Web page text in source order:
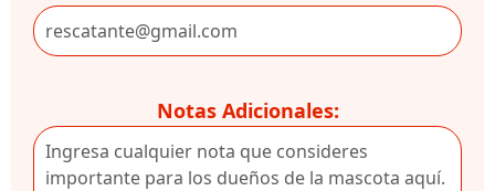
Notas Adicionales: